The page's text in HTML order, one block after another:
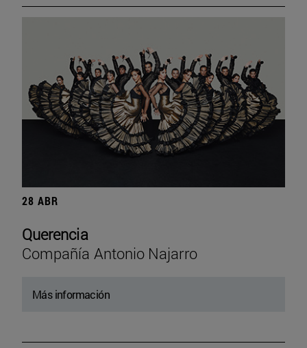
28 ABR
Querencia
Compañía Antonio Najarro
Más información